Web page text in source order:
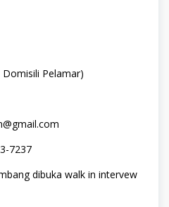
Pelamar)
7237
dibuka walk in intervew